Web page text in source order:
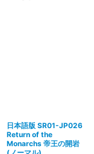
日本語版 SR01-JP026
Return of the
Monarchs 帝王の開岩